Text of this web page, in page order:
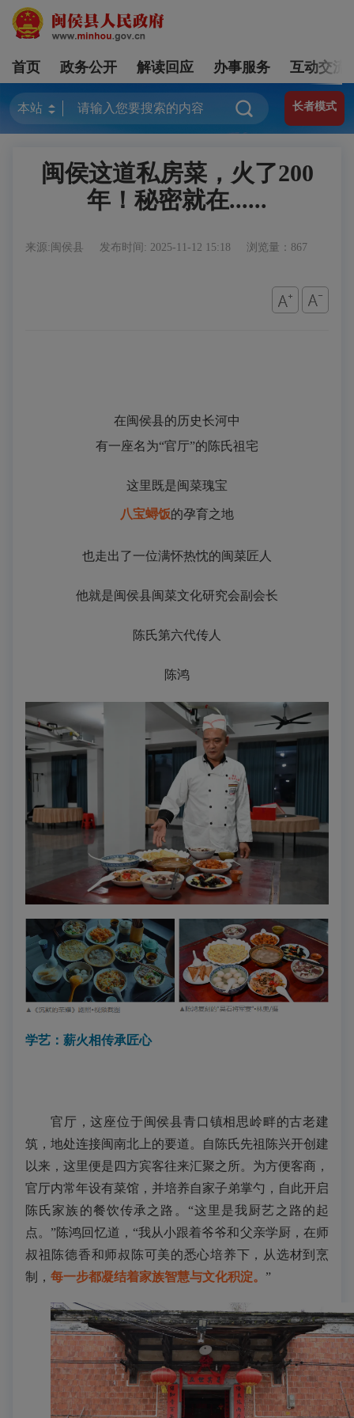
首页 政务公开 解读回应 办事服务 互动交流
长者模式
闽侯这道私房菜，火了200
年！秘密就在......
来源:闽侯县 发布时间: 2025-11-12 15:18 浏览量：867
在闽侯县的历史长河中
有一座名为“官厅”的陈氏祖宅
这里既是闽菜瑰宝
八宝蟳饭的孕育之地
也走出了一位满怀热忱的闽菜匠人
他就是闽侯县闽菜文化研究会副会长
陈氏第六代传人
陈鸿
学艺：薪火相传承匠心
官厅，这座位于闽侯县青口镇相思岭畔的古老建
筑， 地处连接闽南北上的要道。
自陈氏先祖陈兴开创建
以来，这里便是 四方宾客往来汇聚之所。 为方便客商，
官厅内常年设有菜馆，并培养自家子弟掌勺，自此开启
陈氏家族的餐饮传承之路。 “这里是我厨艺之路的起
点。”陈鸿回忆道，“我从小跟着爷爷和父亲学厨， 在师
叔祖陈德香和师叔陈可美的悉心培养下， 从选材到烹
制， 每一步都凝结着家族智慧与文化积淀。 ”